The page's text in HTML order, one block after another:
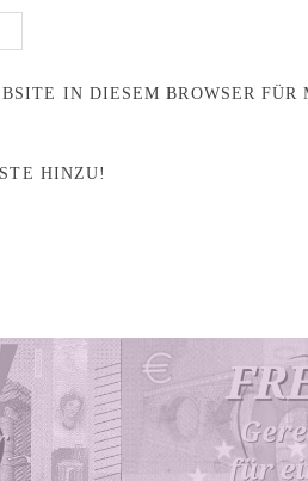
IN DIESEM BROWSER FÜR
HINZU!